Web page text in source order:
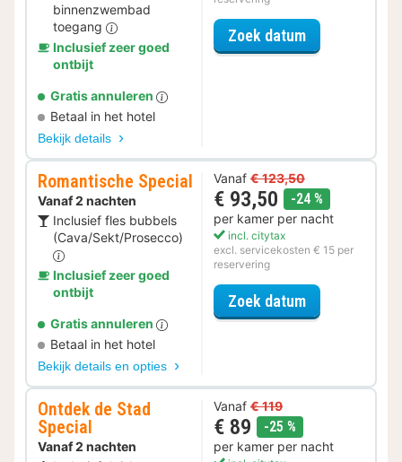
binnenzwembad
toegang
Inclusief zeer goed
ontbijt
Gratis annuleren
Betaal in het hotel
Bekijk details
Zoek datumvoor Relax
Romantische Special
Vanaf 2 nachten
Inclusief fles bubbels
(Cava/Sekt/Prosecco)
Inclusief zeer goed
ontbijt
Gratis annuleren
Betaal in het hotel
Bekijk details en opties
Vanaf € 123,50
€ 93,50 -24 %
per kamer per nacht
incl. citytax
excl. servicekosten € 15 per
reservering
Zoek datumvoor
Ontdek de Stad
Special
Vanaf 2 nachten
Vanaf € 119
€ 89 -25 %
per kamer per nacht